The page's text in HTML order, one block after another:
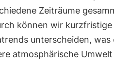
Zeiträume
können wir
unterscheiden, was
atmosphärische